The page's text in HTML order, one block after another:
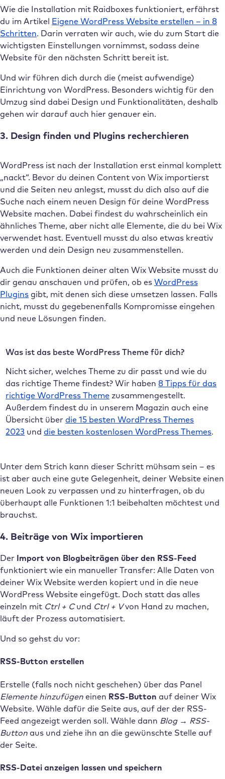
Wie die Installation mit Raidboxes funktioniert, erfährst
du im Artikel Eigene WordPress Website erstellen – in 8
Schritten. Darin verraten wir auch, wie du zum Start die
wichtigsten Einstellungen vornimmst, sodass deine
Website für den nächsten Schritt bereit ist.
Und wir führen dich durch die (meist aufwendige)
Einrichtung von WordPress. Besonders wichtig für den
Umzug sind dabei Design und Funktionalitäten, deshalb
gehen wir darauf auch hier genauer ein.
3. Design finden und Plugins recherchieren
WordPress ist nach der Installation erst einmal komplett
„nackt“. Bevor du deinen Content von Wix importierst
und die Seiten neu anlegst, musst du dich also auf die
Suche nach einem neuen Design für deine WordPress
Website machen. Dabei findest du wahrscheinlich ein
ähnliches Theme, aber nicht alle Elemente, die du bei Wix
verwendet hast. Eventuell musst du also etwas kreativ
werden und dein Design neu zusammenstellen.
Auch die Funktionen deiner alten Wix Website musst du
dir genau anschauen und prüfen, ob es WordPress
Plugins gibt, mit denen sich diese umsetzen lassen. Falls
nicht, musst du gegebenenfalls Kompromisse eingehen
und neue Lösungen finden.
Was ist das beste WordPress Theme für dich?
Nicht sicher, welches Theme zu dir passt und wie du
das richtige Theme findest? Wir haben 8 Tipps für das
richtige WordPress Theme zusammengestellt.
Außerdem findest du in unserem Magazin auch eine
Übersicht überdie 15 besten WordPress Themes
2023 unddie besten kostenlosen WordPress Themes.
Unter dem Strich kann dieser Schritt mühsam sein – es
ist aber auch eine gute Gelegenheit, deiner Website einen
neuen Look zu verpassen und zu hinterfragen, ob du
überhaupt alle Funktionen 1:1 beibehalten möchtest und
brauchst.
4. Beiträge von Wix importieren
Der Import von Blogbeiträgen über den RSS-Feed
funktioniert wie ein manueller Transfer: Alle Daten von
deiner Wix Website werden kopiert und in die neue
WordPress Website eingefügt. Doch statt das alles
einzeln mit Ctrl + Cund Ctrl + Vvon Hand zu machen,
läuft der Prozess automatisiert.
Und so gehst du vor:
RSS-Button erstellen
Erstelle (falls noch nicht geschehen) über das Panel
Elemente hinzufügen einen RSS-Button auf deiner Wix
Website. Wähle dafür die Seite aus, auf der der RSS-
Feed angezeigt werden soll. Wähle dann Blog→ RSS-
Button aus und ziehe ihn an die gewünschte Stelle auf
der Seite.
RSS-Datei anzeigen lassen und speichern